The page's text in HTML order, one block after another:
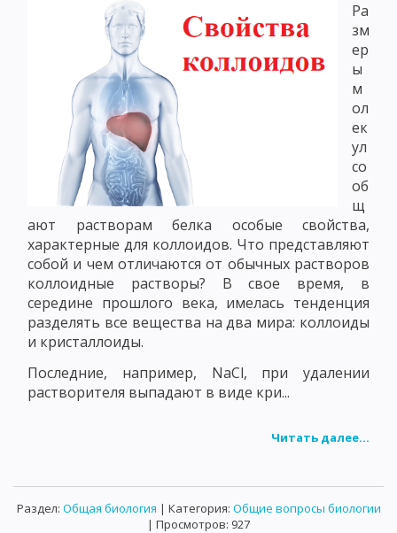
Ра
зм
ер
ы
м
ол
ек
ул
со
об
щ
ают растворам белка особые свойства,
характерные для коллоидов. Что представляют
собой и чем отличаются от обычных растворов
коллоидные растворы? В свое время, в
середине прошлого века, имелась тенденция
разделять все вещества на два мира: коллоиды
и кристаллоиды.
Последние, например, NaCl, при удалении
растворителя выпадают в виде кри...
Читать далее...
Раздел: Общая биология | Категория: Общие вопросы биологии
| Просмотров: 927